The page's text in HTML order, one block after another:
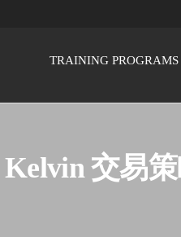
TRAINING PROGRAMS
Kelvin 交易